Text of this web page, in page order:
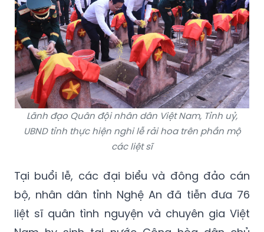
Lãnh đạo Quân đội nhân dân Việt Nam, Tỉnh uỷ,
UBND tỉnh thực hiện nghi lễ rải hoa trên phần mộ
các liệt sĩ
Tại buổi lễ, các đại biểu và đông đảo cán
bộ, nhân dân tỉnh Nghệ An đã tiễn đưa 76
liệt sĩ quân tình nguyện và chuyên gia Việt